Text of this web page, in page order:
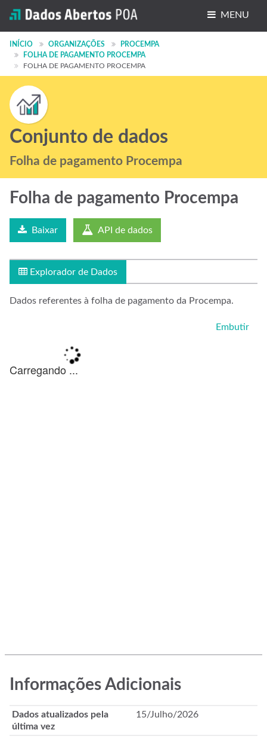
MENU
Conjuntos de dados
Organizações
Grupos
Sobre
INÍCIO ORGANIZAÇÕES
PROCEMPA
FOLHA DE PAGAMENTO PROCEMPA
FOLHA DE PAGAMENTO PROCEMPA
Conjunto de dados
Folha de pagamento Procempa
Folha de pagamento Procempa
Baixar API de dados
Explorador de Dados
Dados referentes à folha de pagamento da Procempa.
Embutir
Informações Adicionais
Dados atualizados pela
última vez
15/Julho/2026